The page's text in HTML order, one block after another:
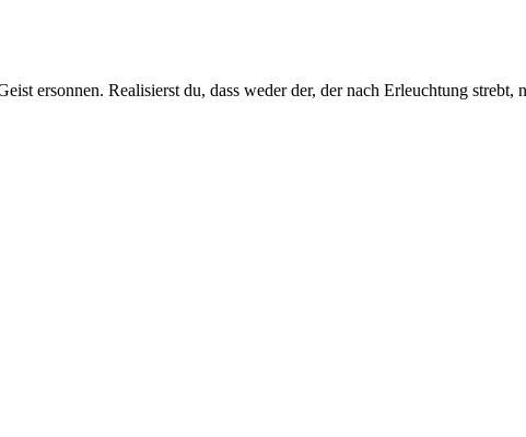
ersonnen. Realisierst du, dass weder der, der nach Erleuchtung